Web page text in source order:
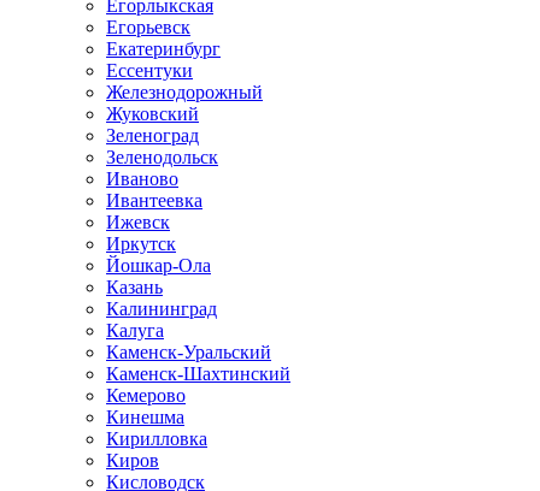
Егорлыкская
Егорьевск
Екатеринбург
Ессентуки
Железнодорожный
Жуковский
Зеленоград
Зеленодольск
Иваново
Ивантеевка
Ижевск
Иркутск
Йошкар-Ола
Казань
Калининград
Калуга
Каменск-Уральский
Каменск-Шахтинский
Кемерово
Кинешма
Кирилловка
Киров
Кисловодск